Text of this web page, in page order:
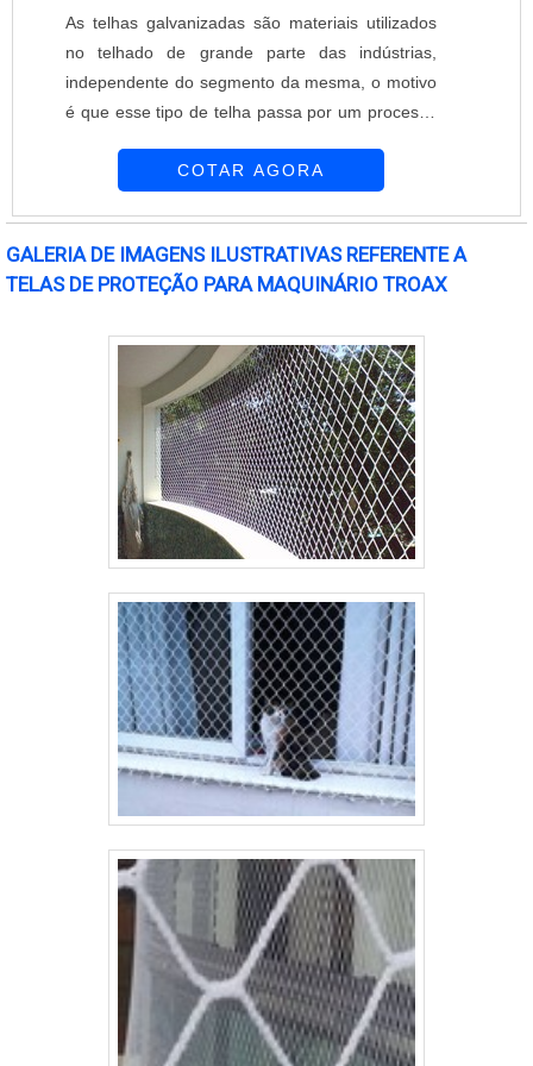
As telhas galvanizadas são materiais utilizados
no telhado de grande parte das indústrias,
independente do segmento da mesma, o motivo
é que esse tipo de telha passa por um processo
degradação. Ela também pode ser facilmente
são feitas sob medida, além disso, esse produto
apresenta um baixo custo inicial e com
manutenção. Use tela de poliéster para impe....
COTAR AGORA
GALERIA DE IMAGENS ILUSTRATIVAS REFERENTE A
TELAS DE PROTEÇÃO PARA MAQUINÁRIO TROAX